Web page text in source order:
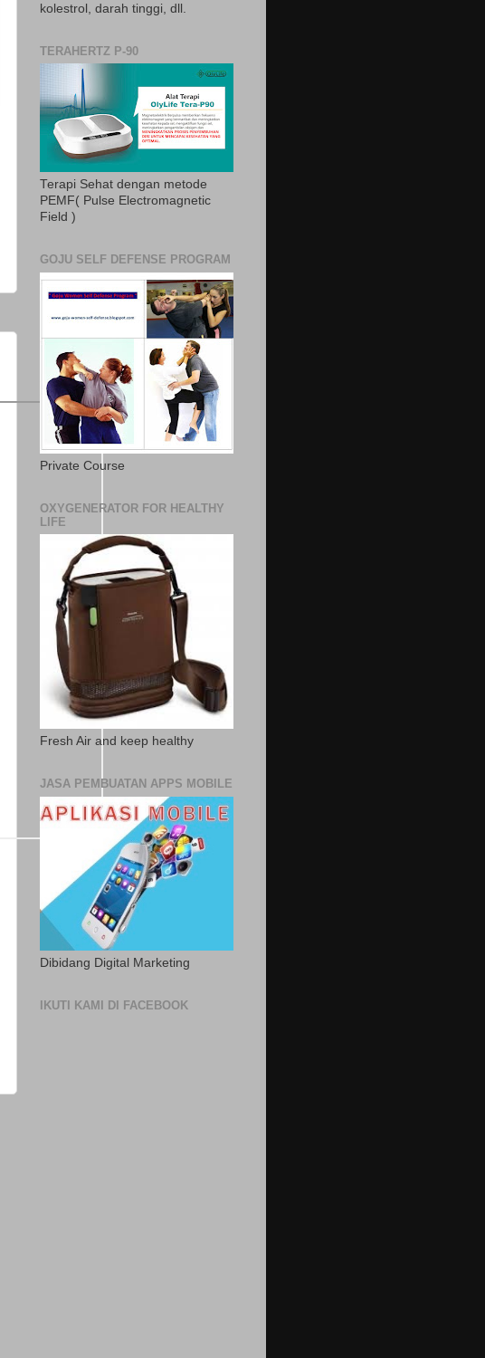
kolestrol, darah tinggi, dll.
TERAHERTZ P-90
Terapi Sehat dengan metode
PEMF( Pulse Electromagnetic
Field )
GOJU SELF DEFENSE PROGRAM
Private Course
OXYGENERATOR FOR HEALTHY
LIFE
Fresh Air and keep healthy
JASA PEMBUATAN APPS MOBILE
Dibidang Digital Marketing
IKUTI KAMI DI FACEBOOK